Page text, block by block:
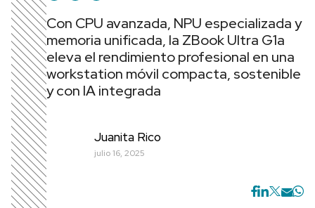
Con CPU avanzada, NPU especializada y
memoria unificada, la ZBook Ultra G1a
eleva el rendimiento profesional en una
workstation móvil compacta, sostenible
y con IA integrada
Juanita Rico
julio 16, 2025